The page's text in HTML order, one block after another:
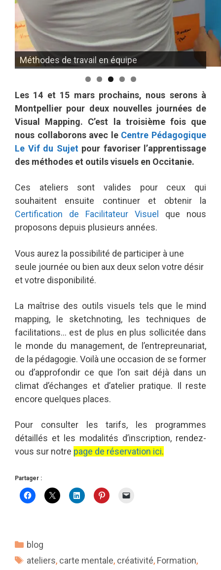
Méthodes de travail en équipe
Design Thinking
Les 14 et 15 mars prochains, nous serons à
Montpellier pour deux nouvelles journées de
Visual Mapping. C’est la troisième fois que
nous collaborons avec le Centre Pédagogique
Le Vif du Sujetpour favoriser l’apprentissage
des méthodes et outils visuels en Occitanie.
Ces ateliers sont valides pour ceux qui
souhaitent ensuite continuer et obtenir la
Certification de Facilitateur Visuel
que nous
proposons depuis plusieurs années.
Vous aurez la possibilité de participer à une
seule journée ou bien aux deux selon votre désir
et votre disponibilité.
La maîtrise des outils visuels tels que le mind
mapping, le sketchnoting, les techniques de
facilitations… est de plus en plus sollicitée dans
le monde du management, de l’entrepreunariat,
de la pédagogie. Voilà une occasion de se former
ou d’approfondir ce que l’on sait déjà dans un
climat d’échanges et d’atelier pratique. Il reste
encore quelques places.
Pour consulter les tarifs, les programmes
détaillés et les modalités d’inscription, rendez-
vous sur notre page de réservation ici.
Partager :
Catégories
blog
Étiquettes
ateliers, carte mentale, créativité, Formation,